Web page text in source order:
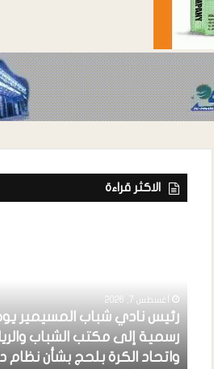
الاكثر قراءة
أغسطس 7, 2026
رئيس نادي شباب المسيمير
رسمية إلى مكتب الشباب
واتحاد الكرة بلحج بشأن نظام